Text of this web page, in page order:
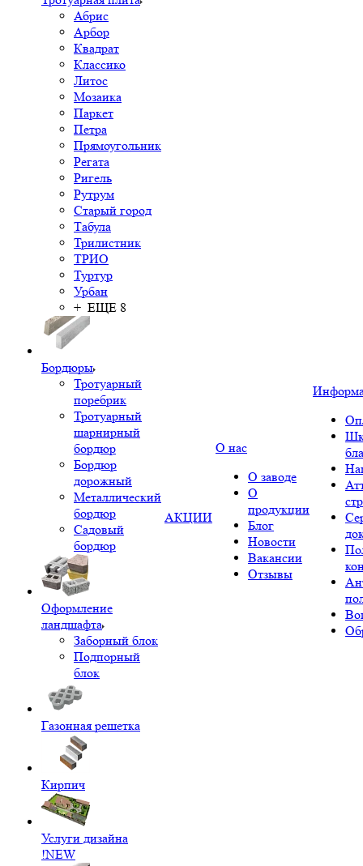
Абрис
Арбор
Квадрат
Классико
Литос
Мозаика
Паркет
Петра
Прямоугольник
Регата
Ригель
Рутрум
Старый город
Табула
Трилистник
ТРИО
Туртур
Урбан
+ ЕЩЕ 8
Бордюры
Тротуарный
поребрик
Тротуарный
шарнирный
бордюр
Бордюр
дорожный
Металлический
бордюр
Садовый
бордюр
Оформление
ландшафта
Заборный блок
Подпорный
блок
Газонная решетка
Кирпич
Услуги дизайна
!NEW
АКЦИИ
О нас
О заводе
О
продукции
Блог
Новости
Вакансии
Отзывы